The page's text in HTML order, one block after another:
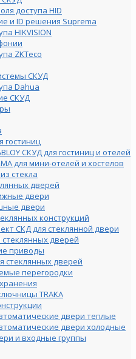
доступа HID
и ID решения Suprema
HIKVISION
ZKTeco
СКУД
Dahua
СКУД
гостиниц
СКУД для гостиниц и отелей
для мини-отелей и хостелов
стекла
дверей
двери
двери
конструкций
СКД для стеклянной двери
дверей
приводы
стеклянных дверей
перегородки
TRAKA
двери теплые
двери холодные
и входные группы